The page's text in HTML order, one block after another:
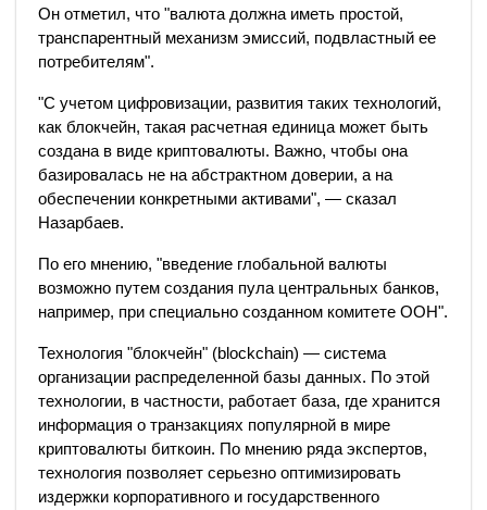
Он отметил, что "валюта должна иметь простой,
транспарентный механизм эмиссий, подвластный ее
потребителям".
"С учетом цифровизации, развития таких технологий,
как блокчейн, такая расчетная единица может быть
создана в виде криптовалюты. Важно, чтобы она
базировалась не на абстрактном доверии, а на
обеспечении конкретными активами", — сказал
Назарбаев.
По его мнению, "введение глобальной валюты
возможно путем создания пула центральных банков,
например, при специально созданном комитете ООН".
Технология "блокчейн" (blockchain) — система
организации распределенной базы данных. По этой
технологии, в частности, работает база, где хранится
информация о транзакциях популярной в мире
криптовалюты биткоин. По мнению ряда экспертов,
технология позволяет серьезно оптимизировать
издержки корпоративного и государственного